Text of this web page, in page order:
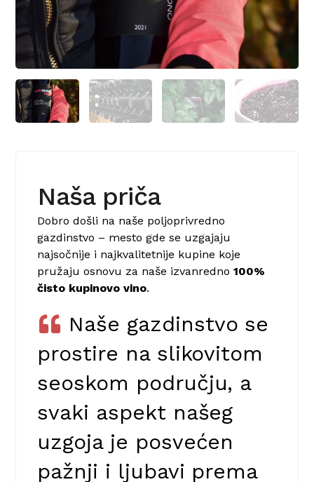
Naša priča
Dobro došli na naše poljoprivredno
gazdinstvo – mesto gde se uzgajaju
najsočnije i najkvalitetnije kupine koje
pružaju osnovu za naše izvanredno100%
čisto kupinovo vino.
Naše gazdinstvo se
prostire na slikovitom
seoskom području, a
svaki aspekt našeg
uzgoja je posvećen
pažnji i ljubavi prema